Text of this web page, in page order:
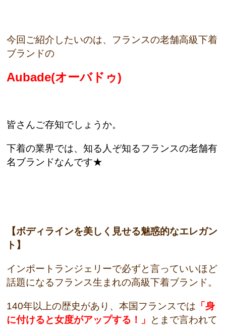
今回ご紹介したいのは、フランスの老舗高級下着
ブランドの
Aubade(オーバドゥ)
皆さんご存知でしょうか。
下着の業界では、知る人ぞ知るフランスの老舗有
名ブランドなんです★
【ボディラインを美しく見せる魅惑的なエレガン
ト】
インポートランジェリーで必ずと言っていいほど
話題になるフランス生まれの高級下着ブランド。
140年以上の歴史があり、本国フランスでは 「身
に付けると女度がアップする！」
とまで言われて